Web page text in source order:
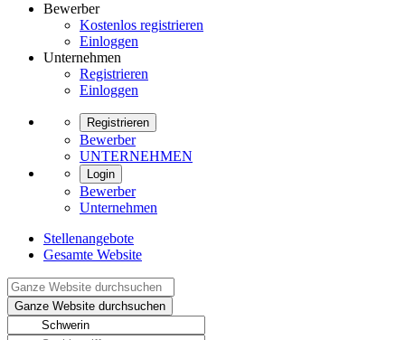
Bewerber
Kostenlos registrieren
Einloggen
Unternehmen
Registrieren
Einloggen
Registrieren
Bewerber
UNTERNEHMEN
Login
Bewerber
Unternehmen
Stellenangebote
Gesamte Website